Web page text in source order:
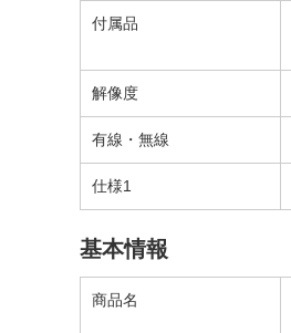
付属品
解像度
有線・無線
仕様1
基本情報
商品名